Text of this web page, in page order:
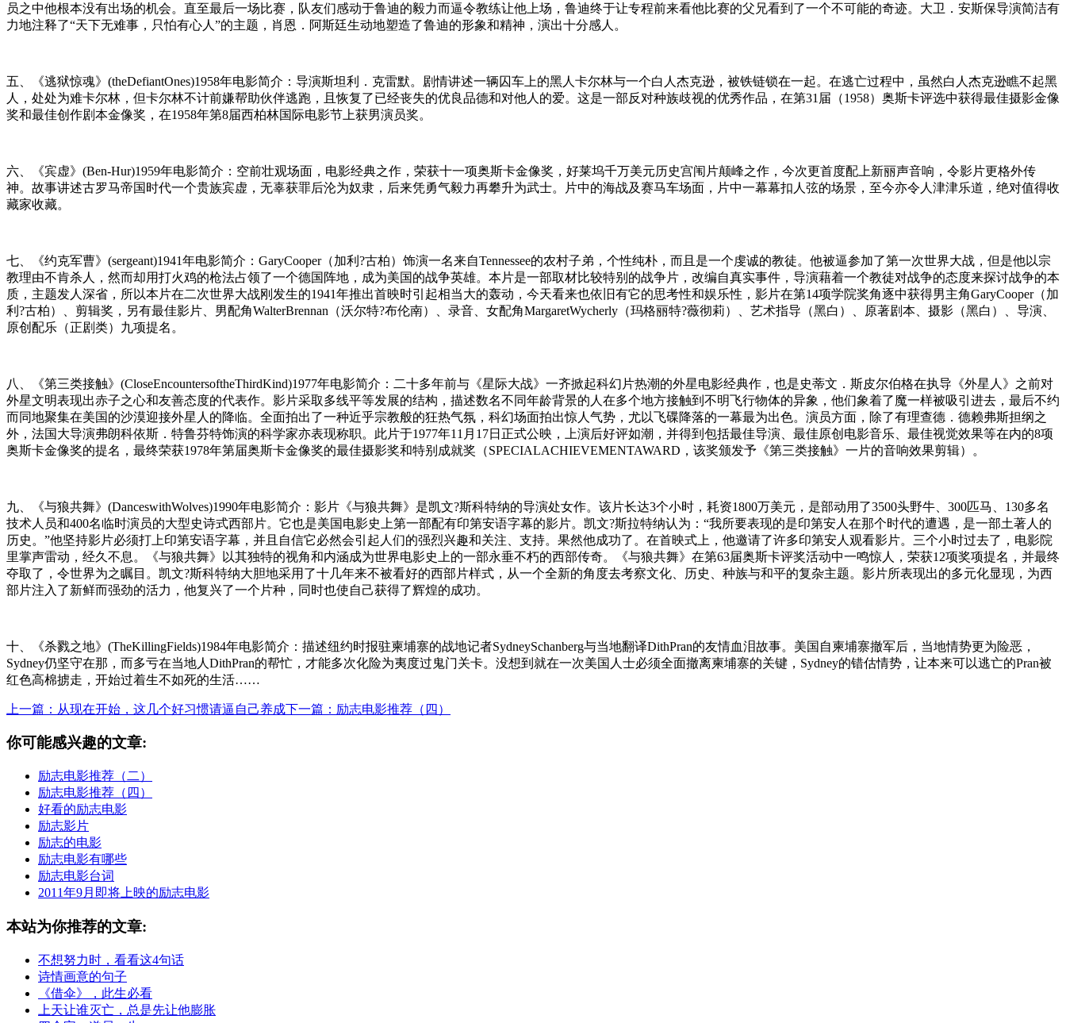
员之中他根本没有出场的机会。直至最后一场比赛，队友们感动于鲁迪的毅力而逼令教练让他上场，鲁迪终于让专程前来看他比赛的父兄看到了一个不可能的奇迹。大卫．安斯保导演简洁有
力地注释了“天下无难事，只怕有心人”的主题，肖恩．阿斯廷生动地塑造了鲁迪的形象和精神，演出十分感人。
五、《逃狱惊魂》(theDefiantOnes)1958年电影简介：导演斯坦利．克雷默。剧情讲述一辆囚车上的黑人卡尔林与一个白人杰克逊，被铁链锁在一起。在逃亡过程中，虽然白人杰克逊瞧不起黑
人，处处为难卡尔林，但卡尔林不计前嫌帮助伙伴逃跑，且恢复了已经丧失的优良品德和对他人的爱。这是一部反对种族歧视的优秀作品，在第31届（1958）奥斯卡评选中获得最佳摄影金像
奖和最佳创作剧本金像奖，在1958年第8届西柏林国际电影节上获男演员奖。
六、《宾虚》(Ben-Hur)1959年电影简介：空前壮观场面，电影经典之作，荣获十一项奥斯卡金像奖，好莱坞千万美元历史宫闱片颠峰之作，今次更首度配上新丽声音响，令影片更格外传
神。故事讲述古罗马帝国时代一个贵族宾虚，无辜获罪后沦为奴隶，后来凭勇气毅力再攀升为武士。片中的海战及赛马车场面，片中一幕幕扣人弦的场景，至今亦令人津津乐道，绝对值得收
藏家收藏。
七、《约克军曹》(sergeant)1941年电影简介：GaryCooper（加利?古柏）饰演一名来自Tennessee的农村子弟，个性纯朴，而且是一个虔诚的教徒。他被逼参加了第一次世界大战，但是他以宗
教理由不肯杀人，然而却用打火鸡的枪法占领了一个德国阵地，成为美国的战争英雄。本片是一部取材比较特别的战争片，改编自真实事件，导演藉着一个教徒对战争的态度来探讨战争的本
质，主题发人深省，所以本片在二次世界大战刚发生的1941年推出首映时引起相当大的轰动，今天看来也依旧有它的思考性和娱乐性，影片在第14项学院奖角逐中获得男主角GaryCooper（加
利?古柏）、剪辑奖，另有最佳影片、男配角WalterBrennan（沃尔特?布伦南）、录音、女配角MargaretWycherly（玛格丽特?薇彻莉）、艺术指导（黑白）、原著剧本、摄影（黑白）、导演、
原创配乐（正剧类）九项提名。
八、《第三类接触》(CloseEncountersoftheThirdKind)1977年电影简介：二十多年前与《星际大战》一齐掀起科幻片热潮的外星电影经典作，也是史蒂文．斯皮尔伯格在执导《外星人》之前对
外星文明表现出赤子之心和友善态度的代表作。影片采取多线平等发展的结构，描述数名不同年龄背景的人在多个地方接触到不明飞行物体的异象，他们象着了魔一样被吸引进去，最后不约
而同地聚集在美国的沙漠迎接外星人的降临。全面拍出了一种近乎宗教般的狂热气氛，科幻场面拍出惊人气势，尤以飞碟降落的一幕最为出色。演员方面，除了有理查德．德赖弗斯担纲之
外，法国大导演弗朗科依斯．特鲁芬特饰演的科学家亦表现称职。此片于1977年11月17日正式公映，上演后好评如潮，并得到包括最佳导演、最佳原创电影音乐、最佳视觉效果等在内的8项
奥斯卡金像奖的提名，最终荣获1978年第届奥斯卡金像奖的最佳摄影奖和特别成就奖（SPECIALACHIEVEMENTAWARD，该奖颁发予《第三类接触》一片的音响效果剪辑）。
九、《与狼共舞》(DanceswithWolves)1990年电影简介：影片《与狼共舞》是凯文?斯科特纳的导演处女作。该片长达3个小时，耗资1800万美元，是部动用了3500头野牛、300匹马、130多名
技术人员和400名临时演员的大型史诗式西部片。它也是美国电影史上第一部配有印第安语字幕的影片。凯文?斯拉特纳认为：“我所要表现的是印第安人在那个时代的遭遇，是一部土著人的
历史。”他坚持影片必须打上印第安语字幕，并且自信它必然会引起人们的强烈兴趣和关注、支持。果然他成功了。在首映式上，他邀请了许多印第安人观看影片。三个小时过去了，电影院
里掌声雷动，经久不息。《与狼共舞》以其独特的视角和内涵成为世界电影史上的一部永垂不朽的西部传奇。《与狼共舞》在第63届奥斯卡评奖活动中一鸣惊人，荣获12项奖项提名，并最终
夺取了，令世界为之瞩目。凯文?斯科特纳大胆地采用了十几年来不被看好的西部片样式，从一个全新的角度去考察文化、历史、种族与和平的复杂主题。影片所表现出的多元化显现，为西
部片注入了新鲜而强劲的活力，他复兴了一个片种，同时也使自己获得了辉煌的成功。
十、《杀戮之地》(TheKillingFields)1984年电影简介：描述纽约时报驻柬埔寨的战地记者SydneySchanberg与当地翻译DithPran的友情血泪故事。美国自柬埔寨撤军后，当地情势更为险恶，
Sydney仍坚守在那，而多亏在当地人DithPran的帮忙，才能多次化险为夷度过鬼门关卡。没想到就在一次美国人士必须全面撤离柬埔寨的关键，Sydney的错估情势，让本来可以逃亡的Pran被
红色高棉掳走，开始过着生不如死的生活……
上一篇：从现在开始，这几个好习惯请逼自己养成下一篇：励志电影推荐（四）
你可能感兴趣的文章:
励志电影推荐（二）
励志电影推荐（四）
好看的励志电影
励志影片
励志的电影
励志电影有哪些
励志电影台词
2011年9月即将上映的励志电影
本站为你推荐的文章:
不想努力时，看看这4句话
诗情画意的句子
《借伞》，此生必看
上天让谁灭亡，总是先让他膨胀